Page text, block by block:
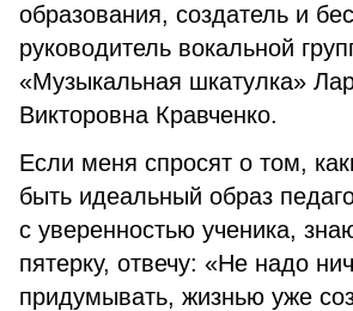
образования, создатель и
руководитель вокальной
«Музыкальная шкатулка»
Викторовна Кравченко.
Если меня спросят о том,
быть идеальный образ
с уверенностью ученика,
пятерку, отвечу: «Не надо
придумывать, жизнью уже